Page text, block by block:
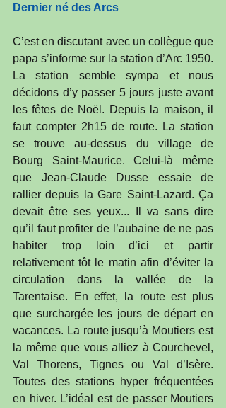
Dernier né des Arcs
C’est en discutant avec un collègue que
papa s’informe sur la station d’Arc 1950.
La station semble sympa et nous
décidons d’y passer 5 jours juste avant
les fêtes de Noël. Depuis la maison, il
faut compter 2h15 de route. La station
se trouve au-dessus du village de
Bourg Saint-Maurice. Celui-là même
que Jean-Claude Dusse essaie de
rallier depuis la Gare Saint-Lazard. Ça
devait être ses yeux... Il va sans dire
qu’il faut profiter de l’aubaine de ne pas
habiter trop loin d’ici et partir
relativement tôt le matin afin d’éviter la
circulation dans la vallée de la
Tarentaise. En effet, la route est plus
que surchargée les jours de départ en
vacances. La route jusqu’à Moutiers est
la même que vous alliez à Courchevel,
Val Thorens, Tignes ou Val d’Isère.
Toutes des stations hyper fréquentées
en hiver. L’idéal est de passer Moutiers